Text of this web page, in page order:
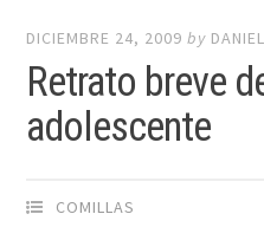
DICIEMBRE 24, 2009 by
Retrato breve
adolescente
COMILLAS